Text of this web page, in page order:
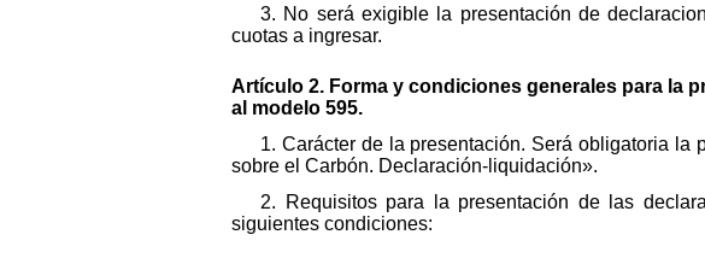
3. No será exigible la presentación de
cuotas a ingresar.
Artículo 2. Forma y condiciones generales para la
al modelo 595.
1. Carácter de la presentación. Será obligatoria la
sobre el Carbón. Declaración-liquidación».
2. Requisitos para la presentación de las
siguientes condiciones: